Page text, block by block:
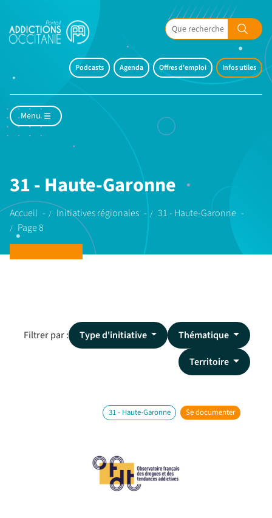
Podcasts Agenda Offres d'emploi Infos utiles
Menu
31 - Haute-Garonne
Accueil Initiatives régionales
31 - Haute-Garonne
Page 8
Filtrer par : Type d'initiative
Thématique
Territoire
31 - Haute-Garonne Se documenter